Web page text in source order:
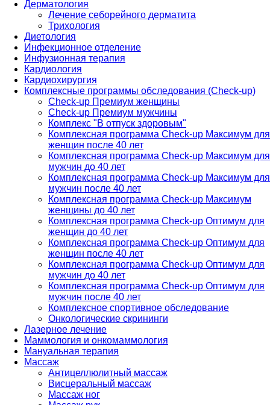
Дерматология
Лечение себорейного дерматита
Трихология
Диетология
Инфекционное отделение
Инфузионная терапия
Кардиология
Кардиохирургия
Комплексные программы обследования (Check-up)
Check-up Премиум женщины
Check-up Премиум мужчины
Комплекс "В отпуск здоровым"
Комплексная программа Check-up Максимум для
женщин после 40 лет
Комплексная программа Check-up Максимум для
мужчин до 40 лет
Комплексная программа Check-up Максимум для
мужчин после 40 лет
Комплексная программа Check-up Максимум
женщины до 40 лет
Комплексная программа Check-up Оптимум для
женщин до 40 лет
Комплексная программа Check-up Оптимум для
женщин после 40 лет
Комплексная программа Check-up Оптимум для
мужчин до 40 лет
Комплексная программа Check-up Оптимум для
мужчин после 40 лет
Комплексное спортивное обследование
Онкологические скрининги
Лазерное лечение
Маммология и онкомаммология
Мануальная терапия
Массаж
Антицеллюлитный массаж
Висцеральный массаж
Массаж ног